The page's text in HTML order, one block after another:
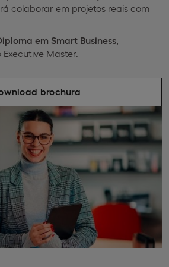
colaborar em projetos reais com
em Smart Business,
Master.
brochura